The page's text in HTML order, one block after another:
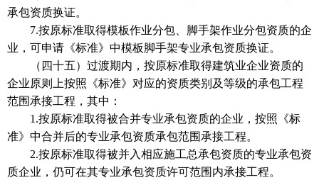
承包资质换证。
7.按原标准取得模板作业分包、脚手架作业分包资质的企
业，可申请《标准》中模板脚手架专业承包资质换证。
（四十五）过渡期内，按原标准取得建筑业企业资质的
企业原则上按照《标准》对应的资质类别及等级的承包工程
范围承接工程，其中：
1.按原标准取得被合并专业承包资质的企业，按照《标
准》中合并后的专业承包资质承包范围承接工程。
2.按原标准取得被并入相应施工总承包资质的专业承包资
质企业，仍可在其专业承包资质许可范围内承接工程。